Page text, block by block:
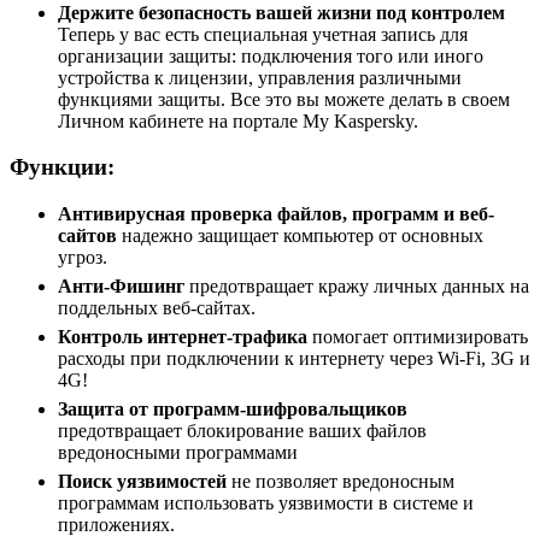
Держите безопасность вашей жизни под контролем
Теперь у вас есть специальная учетная запись для
организации защиты: подключения того или иного
устройства к лицензии, управления различными
функциями защиты. Все это вы можете делать в своем
Личном кабинете на портале My Kaspersky.
Функции:
Антивирусная проверка файлов, программ и веб-
сайтов надежно защищает компьютер от основных
угроз.
Анти-Фишинг предотвращает кражу личных данных на
поддельных веб-сайтах.
Контроль интернет-трафика помогает оптимизировать
расходы при подключении к интернету через Wi-Fi, 3G и
4G!
Защита от программ-шифровальщиков
предотвращает блокирование ваших файлов
вредоносными программами
Поиск уязвимостей не позволяет вредоносным
программам использовать уязвимости в системе и
приложениях.